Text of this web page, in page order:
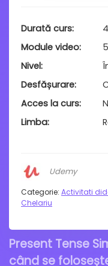
Durată curs
Module video
5
Nivel
Desfășurare
Acces la curs
Limba
Udemy
Categorie: Activitati
Chelariu
Present Tense
când se